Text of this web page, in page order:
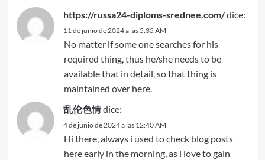
https://russa24-diploms-srednee.com/dice:
11 de junio de 2024 a las 5:35 AM
No matter if some one searches for his
required thing, thus he/she needs to be
available that in detail, so that thing is
maintained over here.
乱伦色情dice:
4 de junio de 2024 a las 12:40 AM
Hi there, always i used to check blog posts
here early in the morning, as i love to gain